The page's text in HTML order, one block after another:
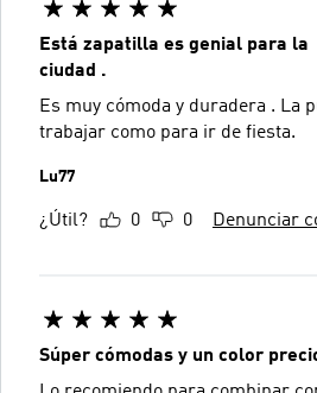
Está zapatilla es genial para la
ciudad .
Es muy cómoda y duradera . La puedes usar para
trabajar como para ir de fiesta.
Lu77
¿Útil? 0 0 Denunciar
Súper cómodas y un color